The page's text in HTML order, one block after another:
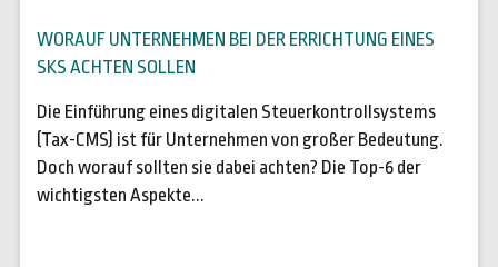
WORAUF UNTERNEHMEN BEI DER ERRICHTUNG EINES
SKS ACHTEN SOLLEN
Die Einführung eines digitalen Steuerkontrollsystems
(Tax-CMS) ist für Unternehmen von großer Bedeutung.
Doch worauf sollten sie dabei achten? Die Top-6 der
wichtigsten Aspekte...